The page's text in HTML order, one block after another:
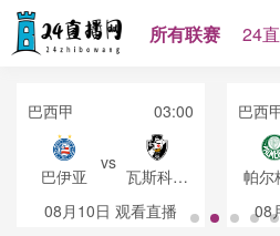
所有联赛 24
巴西甲 03:00
巴伊亚
vs
瓦斯科达
伽马
08月10日 观看直播
巴西
帕尔
08